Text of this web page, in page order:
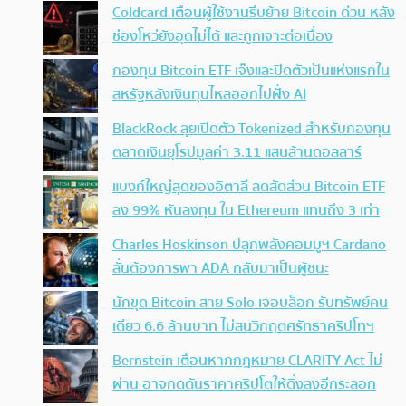
Coldcard เตือนผู้ใช้งานรีบย้าย Bitcoin ด่วน หลัง
ช่องโหว่ยังอุดไม่ได้ และถูกเจาะต่อเนื่อง
กองทุน Bitcoin ETF เจ๊งและปิดตัวเป็นแห่งแรกใน
สหรัฐหลังเงินทุนไหลออกไปฝั่ง AI
BlackRock ลุยเปิดตัว Tokenized สำหรับกองทุน
ตลาดเงินยุโรปมูลค่า 3.11 แสนล้านดอลลาร์
แบงก์ใหญ่สุดของอิตาลี ลดสัดส่วน Bitcoin ETF
ลง 99% หันลงทุน ใน Ethereum แทนถึง 3 เท่า
Charles Hoskinson ปลุกพลังคอมมูฯ Cardano
ลั่นต้องการพา ADA กลับมาเป็นผู้ชนะ
นักขุด Bitcoin สาย Solo เจอบล็อก รับทรัพย์คน
เดียว 6.6 ล้านบาท ไม่สนวิกฤตศรัทธาคริปโทฯ
Bernstein เตือนหากกฎหมาย CLARITY Act ไม่
ผ่าน อาจกดดันราคาคริปโตให้ดิ่งลงอีกระลอก